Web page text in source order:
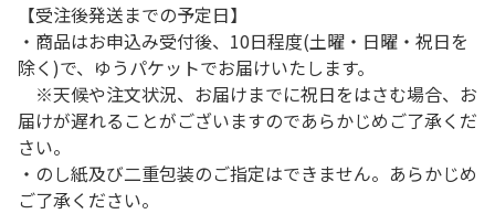
【受注後発送までの予定日】
・商品はお申込み受付後、10日程度(土曜・日曜・祝日を
除く)で、ゆうパケットでお届けいたします。
※天候や注文状況、お届けまでに祝日をはさむ場合、お
届けが遅れることがございますのであらかじめご了承くだ
さい。
・のし紙及び二重包装のご指定はできません。あらかじめ
ご了承ください。